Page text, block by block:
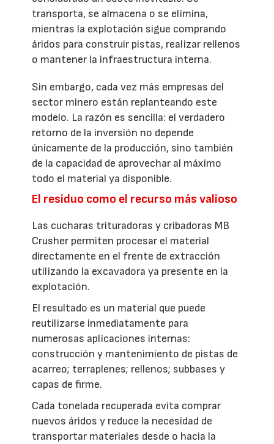
transporta, se almacena o se elimina,
mientras la explotación sigue comprando
áridos para construir pistas, realizar rellenos
o mantener la infraestructura interna.
Sin embargo, cada vez más empresas del
sector minero están replanteando este
modelo. La razón es sencilla: el verdadero
retorno de la inversión no depende
únicamente de la producción, sino también
de la capacidad de aprovechar al máximo
todo el material ya disponible.
El residuo como el recurso más valioso
Las cucharas trituradoras y cribadoras MB
Crusher permiten procesar el material
directamente en el frente de extracción
utilizando la excavadora ya presente en la
explotación.
El resultado es un material que puede
reutilizarse inmediatamente para
numerosas aplicaciones internas:
construcción y mantenimiento de pistas de
acarreo; terraplenes; rellenos; subbases y
capas de firme.
Cada tonelada recuperada evita comprar
nuevos áridos y reduce la necesidad de
transportar materiales desde o hacia la